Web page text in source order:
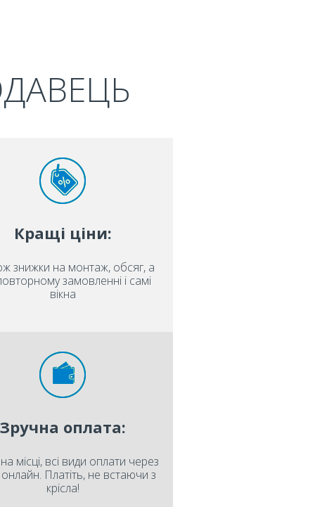
Кращі ціни:
знижки на монтаж, обсяг, а
замовленні і самі
вікна
Зручна оплата:
місці, всі види оплати через
онлайн. Платіть, не встаючи з
крісла!